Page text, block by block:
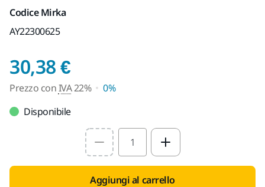
Codice Mirka
AY22300625
30,38 €Prezzo con IVA 22%
Prezzo conIVA22%
0%
Disponibile
Select quantity value
Aggiungi al carrello